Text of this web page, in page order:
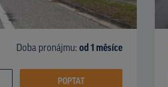
Doba pronájmu: od 1 měsíce
POPTAT